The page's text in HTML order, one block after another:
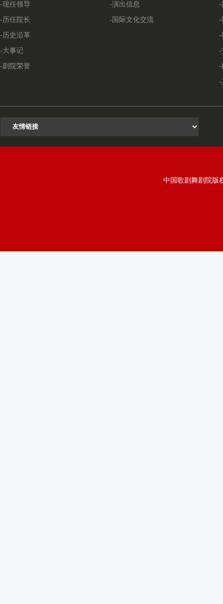
-现任领导
-历任院长
-历史沿革
-大事记
-剧院荣誉
-演出信息
-国际文化交流
-
-
-
-
-
-
中国歌剧舞剧院版